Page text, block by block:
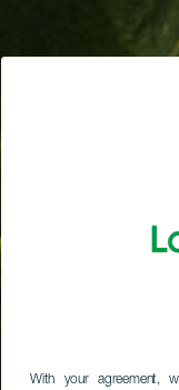
With your agreement,